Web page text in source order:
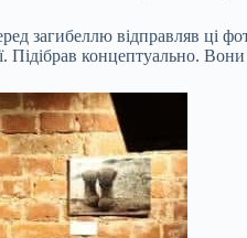
загибеллю відправляв ці
Підібрав концептуально.